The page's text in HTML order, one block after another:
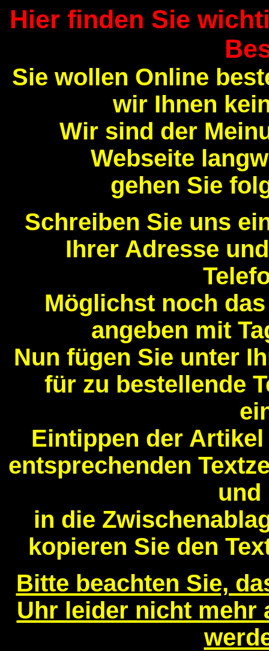
Hier finden Sie
Sie wollen Online
wir Ihnen
Wir sind der
Webseite
gehen Sie
Schreiben Sie uns
Ihrer Adresse
Möglichst noch
angeben mit
Nun fügen Sie unter
für zu bestellende
Eintippen der
entsprechenden
und
in die
kopieren Sie den
Bitte beachten Sie,
Uhr leider nicht mehr